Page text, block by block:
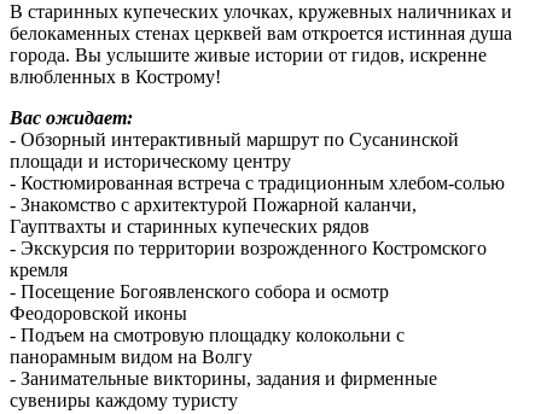
В старинных купеческих улочках, кружевных наличниках и
белокаменных стенах церквей вам откроется истинная душа
города. Вы услышите живые истории от гидов, искренне
влюбленных в Кострому!
Вас ожидает:
- Обзорный интерактивный маршрут по Сусанинской
площади и историческому центру
- Костюмированная встреча с традиционным хлебом-солью
- Знакомство с архитектурой Пожарной каланчи,
Гауптвахты и старинных купеческих рядов
- Экскурсия по территории возрожденного Костромского
кремля
- Посещение Богоявленского собора и осмотр
Феодоровской иконы
- Подъем на смотровую площадку колокольни с
панорамным видом на Волгу
- Занимательные викторины, задания и фирменные
сувениры каждому туристу